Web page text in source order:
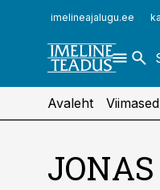
imelineajalugu.ee
finantsuudised.ee
aritehnoloogia.ee
Avaleht Viimased